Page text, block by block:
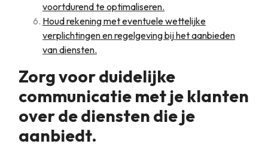
voortdurend te optimaliseren.
Houd rekening met eventuele wettelijke
verplichtingen en regelgeving bij het aanbieden
van diensten.
Zorg voor duidelijke
communicatie met je klanten
over de diensten die je
aanbiedt.